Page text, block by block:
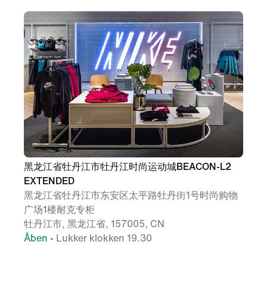
黑龙江省牡丹江市牡丹江时尚运动城BEACON-L2
EXTENDED
黑龙江省牡丹江市东安区太平路牡丹街1号时尚购物
广场1楼耐克专柜
牡丹江市, 黑龙江省, 157005, CN
Åben • Lukker klokken 19.30